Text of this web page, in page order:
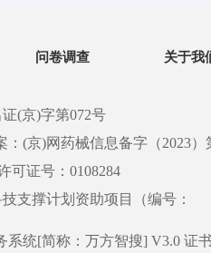
问卷调查 关于我
(京)字第072号
(京)网药械信息备字（2023）
可证号：0108284
支撑计划资助项目（编号：
系统[简称：万方智搜] V3.0 证